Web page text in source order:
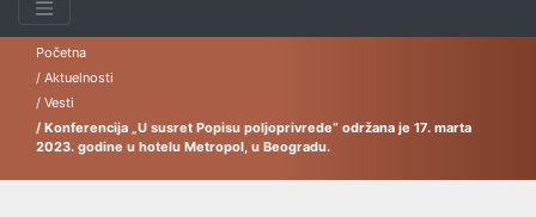
Početna
/ Aktuelnosti
/ Vesti
/ Konferencija „U susret Popisu poljoprivrede“ održana je 17. marta
2023. godine u hotelu Metropol, u Beogradu.